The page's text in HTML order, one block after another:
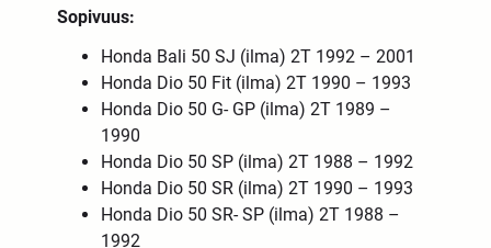
Sopivuus:
Honda Bali 50 SJ (ilma) 2T 1992 – 2001
Honda Dio 50 Fit (ilma) 2T 1990 – 1993
Honda Dio 50 G- GP (ilma) 2T 1989 –
1990
Honda Dio 50 SP (ilma) 2T 1988 – 1992
Honda Dio 50 SR (ilma) 2T 1990 – 1993
Honda Dio 50 SR- SP (ilma) 2T 1988 –
1992